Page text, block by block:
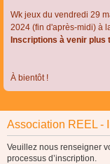
Wk jeux du vendredi 29
2024 (fin d'après-midi) à
Inscriptions à venir plus
À bientôt !
Association REEL -
Veuillez nous renseigner
processus d’inscription.